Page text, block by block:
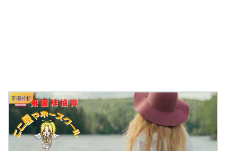
市場分析